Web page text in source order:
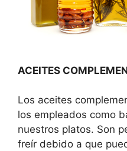
ACEITES
Los aceites
los empleados como
nuestros platos. Son
freír debido a que